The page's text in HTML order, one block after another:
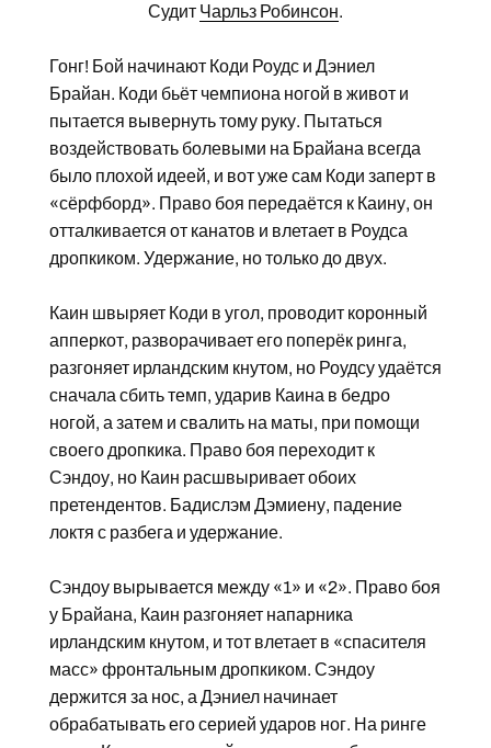
Судит Чарльз Робинсон.
Гонг! Бой начинают Коди Роудс и Дэниел
Брайан. Коди бьёт чемпиона ногой в живот и
пытается вывернуть тому руку. Пытаться
воздействовать болевыми на Брайана всегда
было плохой идеей, и вот уже сам Коди заперт в
«сёрфборд». Право боя передаётся к Каину, он
отталкивается от канатов и влетает в Роудса
дропкиком. Удержание, но только до двух.
Каин швыряет Коди в угол, проводит коронный
апперкот, разворачивает его поперёк ринга,
разгоняет ирландским кнутом, но Роудсу удаётся
сначала сбить темп, ударив Каина в бедро
ногой, а затем и свалить на маты, при помощи
своего дропкика. Право боя переходит к
Сэндоу, но Каин расшвыривает обоих
претендентов. Бадислэм Дэмиену, падение
локтя с разбега и удержание.
Сэндоу вырывается между «1» и «2». Право боя
у Брайана, Каин разгоняет напарника
ирландским кнутом, и тот влетает в «спасителя
масс» фронтальным дропкиком. Сэндоу
держится за нос, а Дэниел начинает
обрабатывать его серией ударов ног. На ринге